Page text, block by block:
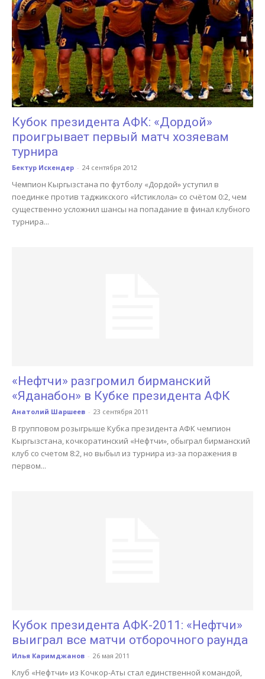
Кубок президента АФК: «Дордой»
проигрывает первый матч хозяевам
турнира
Бектур Искендер - 24 сентября 2012
Чемпион Кыргызстана по футболу «Дордой» уступил в
поединке против таджикского «Истиклола» со счётом 0:2, чем
существенно усложнил шансы на попадание в финал клубного
турнира...
«Нефтчи» разгромил бирманский
«Яданабон» в Кубке президента АФК
Анатолий Шаршеев - 23 сентября 2011
В групповом розыгрыше Кубка президента АФК чемпион
Кыргызстана, кочкоратинский «Нефтчи», обыграл бирманский
клуб со счетом 8:2, но выбыл из турнира из-за поражения в
первом...
Кубок президента АФК-2011: «Нефтчи»
выиграл все матчи отборочного раунда
Илья Каримджанов - 26 мая 2011
Клуб «Нефтчи» из Кочкор-Аты стал единственной командой,